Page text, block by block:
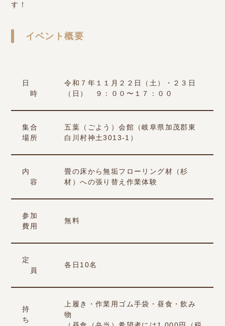
す！
イベント概要
日
時
令和７年１１月２２日（土）・２３日
（日） ９：００〜１７：００
集合
場所
五葉（ごよう）会館（岐阜県加茂郡東
白川村神土3013-1）
内
容
畳の床から無垢フローリング材（杉
材）への張り替え作業体験
参加
費用
無料
定
員
各日10名
持
ち
上履き・作業用ゴム手袋・昼食・飲み
物